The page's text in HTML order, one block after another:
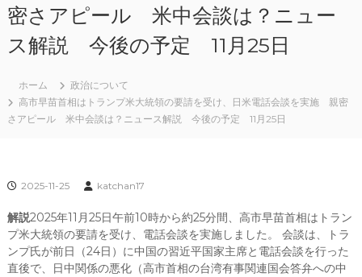
密さアピール 米中会談は？ニュー
ス解説 今後の予定 11月25日
ホーム
政治について
高市早苗首相はトランプ米大統領の要請を受け、日米電話会談を実施 親密
さアピール 米中会談は？ニュース解説 今後の予定 11月25日
2025-11-25 katchan17
解説2025年11月25日午前10時から約25分間、高市早苗首相はトラン
プ米大統領の要請を受け、電話会談を実施しました。 会談は、トラ
ンプ氏が前日（24日）に中国の習近平国家主席と電話会談を行った
直後で、日中関係の悪化（高市首相の台湾有事関連国会答弁への中